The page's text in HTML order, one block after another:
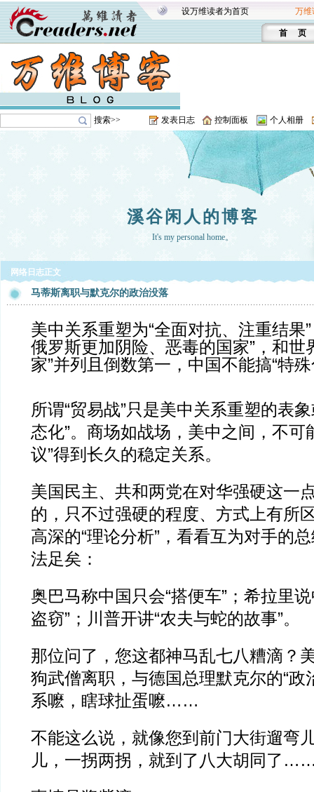
设万维读者为首页 万维
首 页
搜索>> 发表日志 控制面板 个人相册
溪谷闲人的博客
It's my personal home。
网络日志正文
马蒂斯离职与默克尔的政治没落
美中关系重塑为“全面对抗、注重结果
俄罗斯更加阴险、恶毒的国家”，和世
家”并列且倒数第一，中国不能搞“特殊
所谓“贸易战”只是美中关系重塑的表
态化”。商场如战场，美中之间，不可
议”得到长久的稳定关系。
美国民主、共和两党在对华强硬这一
的，只不过强硬的程度、方式上有所
高深的“理论分析”，看看互为对手的
法足矣：
奥巴马称中国只会“搭便车”；希拉里
盗窃”；川普开讲“农夫与蛇的故事”。
那位问了，您这都神马乱七八糟滴？
狗武僧离职，与德国总理默克尔的“政
系嚒，瞎球扯蛋嚒……
不能这么说，就像您到前门大街遛弯
儿，一拐两拐，就到了八大胡同了